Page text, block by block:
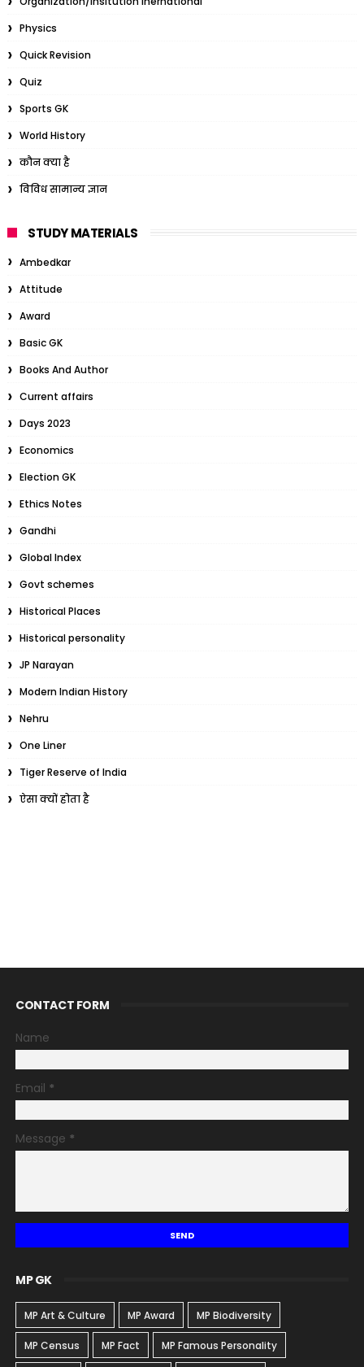
Physics
Quick Revision
Quiz
Sports GK
World History
कौन क्या है
विविध सामान्य ज्ञान
STUDY MATERIALS
Ambedkar
Attitude
Award
Basic GK
Books And Author
Current affairs
Days 2023
Economics
Election GK
Ethics Notes
Gandhi
Global Index
Govt schemes
Historical Places
Historical personality
JP Narayan
Modern Indian History
Nehru
One Liner
Tiger Reserve of India
ऐसा क्यों होता है
CONTACT FORM
Name
Email *
Message *
MP GK
MP Art & Culture MP Award MP Biodiversity
MP Census MP Fact MP Famous Personality